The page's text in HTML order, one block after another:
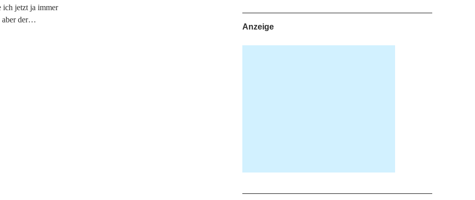
ich jetzt ja immer
aber der…
Anzeige